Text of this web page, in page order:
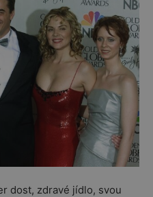
dost, zdravé jídlo, svou